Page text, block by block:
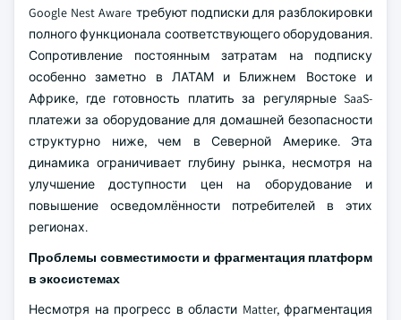
Google Nest Aware требуют подписки для разблокировки
полного функционала соответствующего оборудования.
Сопротивление постоянным затратам на подписку
особенно заметно в ЛАТАМ и Ближнем Востоке и
Африке, где готовность платить за регулярные SaaS-
платежи за оборудование для домашней безопасности
структурно ниже, чем в Северной Америке. Эта
динамика ограничивает глубину рынка, несмотря на
улучшение доступности цен на оборудование и
повышение осведомлённости потребителей в этих
регионах.
Проблемы совместимости и фрагментация платформ
в экосистемах
Несмотря на прогресс в области Matter, фрагментация